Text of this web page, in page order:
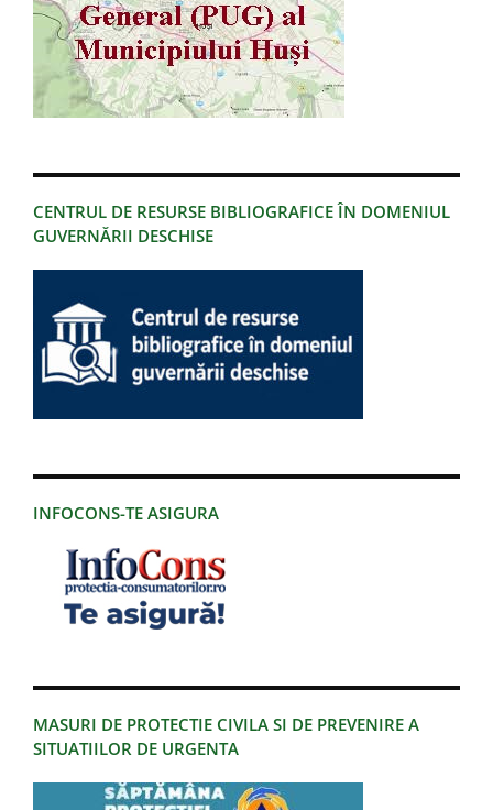
CENTRUL DE RESURSE BIBLIOGRAFICE ÎN DOMENIUL
GUVERNĂRII DESCHISE
INFOCONS-TE ASIGURA
MASURI DE PROTECTIE CIVILA SI DE PREVENIRE A
SITUATIILOR DE URGENTA